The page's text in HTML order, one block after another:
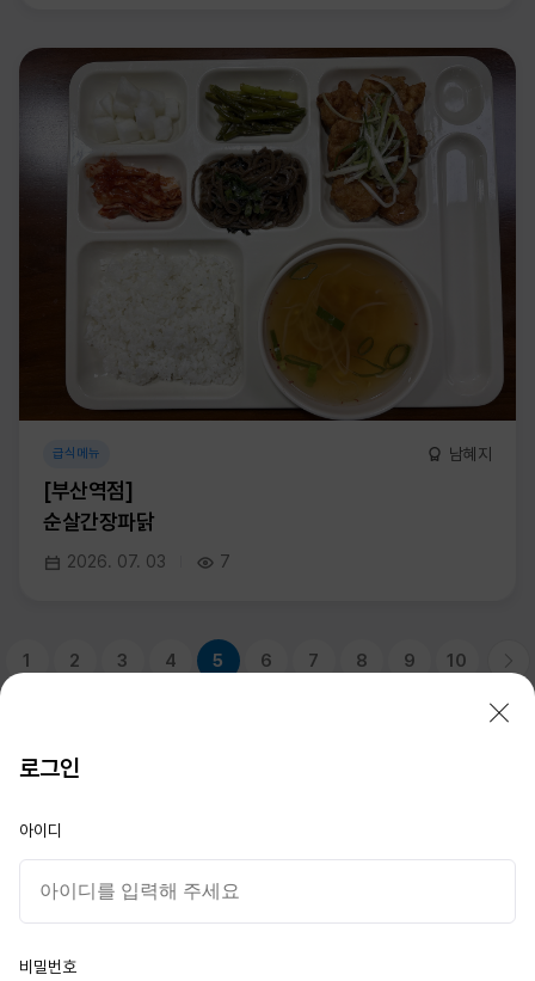
급식메뉴 남혜지
[부산역점]
순살간장파닭
2026. 07. 03 7
1 2 3 4 5 6 7 8 9 10
대표이사 : 이성기
부산 남구 신선로 217-15
경남 창원시 성산구 중앙대로 105
로그인
아이디
비밀번호